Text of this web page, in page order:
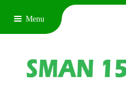
Menu